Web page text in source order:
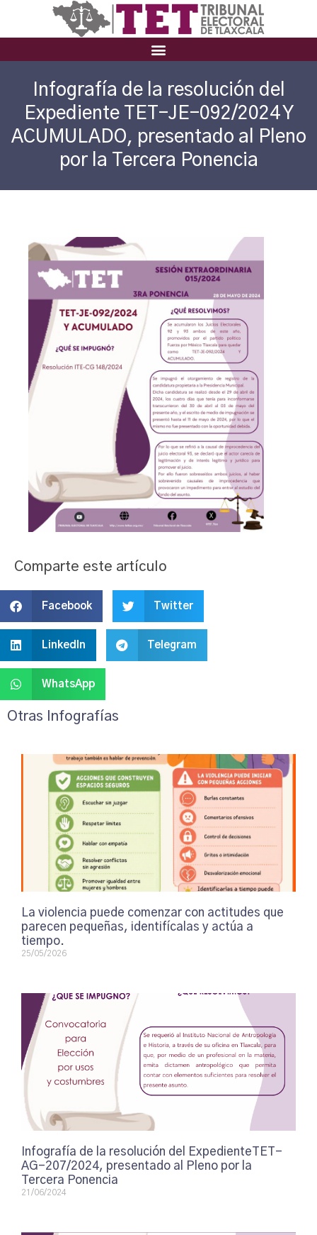
Infografía de la resolución del
Expediente TET-JE-092/2024 Y
ACUMULADO, presentado al Pleno
por la Tercera Ponencia
Comparte este artículo
Facebook Twitter
LinkedIn Telegram
WhatsApp
Otras Infografías
La violencia puede comenzar con actitudes que
parecen pequeñas, identifícalas y actúa a
tiempo.
25/05/2026
Infografía de la resolución del ExpedienteTET-
AG-207/2024, presentado al Pleno por la
Tercera Ponencia
21/06/2024